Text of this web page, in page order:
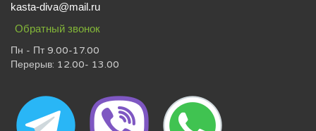
kasta-diva@mail.ru
Обратный звонок
Пн - Пт 9.00-17.00
Перерыв: 12.00- 13.00